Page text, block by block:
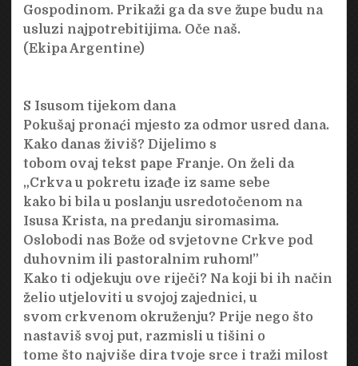
Gospodinom. Prikaži ga da sve župe budu na
usluzi najpotrebitijima. Oče naš.
(Ekipa Argentine)
S Isusom tijekom dana
Pokušaj pronaći mjesto za odmor usred dana.
Kako danas živiš? Dijelimo s
tobom ovaj tekst pape Franje. On želi da
„Crkva u pokretu izađe iz same sebe
kako bi bila u poslanju usredotočenom na
Isusa Krista, na predanju siromasima.
Oslobodi nas Bože od svjetovne Crkve pod
duhovnim ili pastoralnim ruhom!”
Kako ti odjekuju ove riječi? Na koji bi ih način
želio utjeloviti u svojoj zajednici, u
svom crkvenom okruženju? Prije nego što
nastaviš svoj put, razmisli u tišini o
tome što najviše dira tvoje srce i traži milost